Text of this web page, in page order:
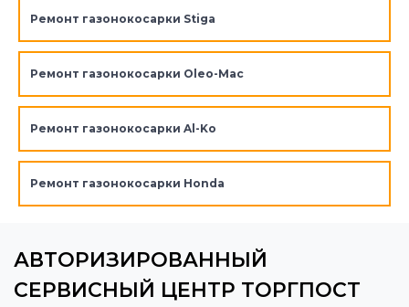
Ремонт газонокосарки Stiga
Ремонт газонокосарки Oleo-Mac
Ремонт газонокосарки Al-Ko
Ремонт газонокосарки Honda
АВТОРИЗИРОВАННЫЙ
СЕРВИСНЫЙ ЦЕНТР ТОРГПОСТ